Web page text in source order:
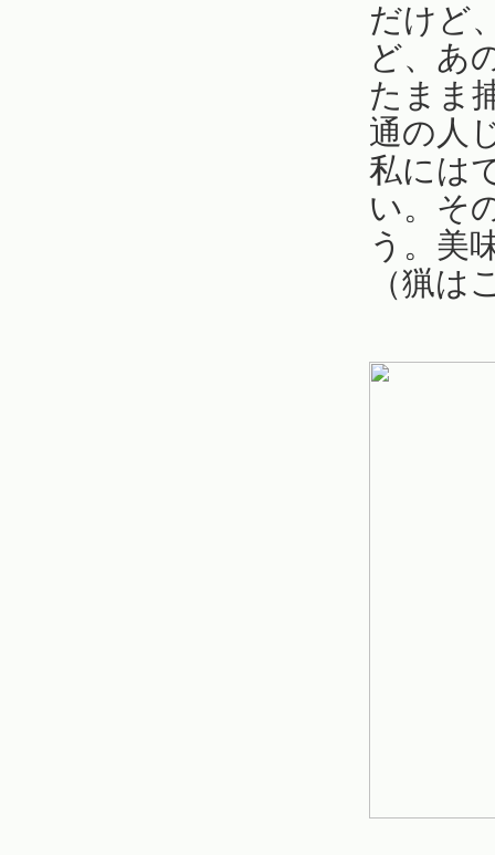
だけど
ど、あ
たまま
通の人
私には
い。そ
う。美
（猟は